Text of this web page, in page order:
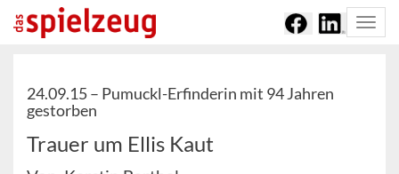
24.09.15 – Pumuckl-Erfinderin mit 94 Jahren
gestorben
Trauer um Ellis Kaut